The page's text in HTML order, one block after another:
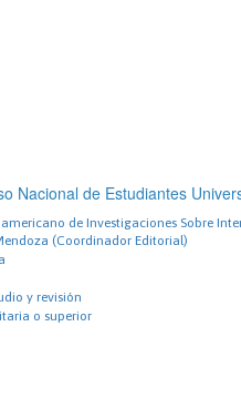
Nacional de Estudiantes
de Investigaciones Sobre
(Coordinador Editorial)
y revisión
o superior